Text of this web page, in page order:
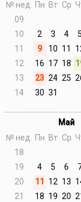
№ нед. Пн Вт Ср
09
10
2 3 4 5
11
9 10 11
12
16 17 18
13
23 24 25
14
30 31
Май
№ нед.
Пн Вт Ср
18
19
4 5 6
20
11 12 13
21
18 19 20